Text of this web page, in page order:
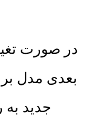
در صورت
بعدی مدل
جدید